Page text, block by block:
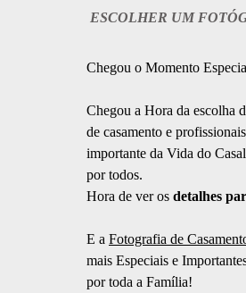
ESCOLHER UM
Chegou o Momento
Chegou a Hora da escolha
de casamento e
importante da Vida do
por todos.
Hora de ver os detalhes
E a Fotografia de
mais Especiais e
por toda a Família!